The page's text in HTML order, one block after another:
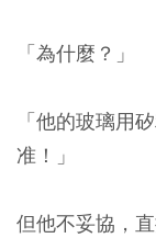
「為什麼？」
「他的玻璃用
准！」
但他不妥協，